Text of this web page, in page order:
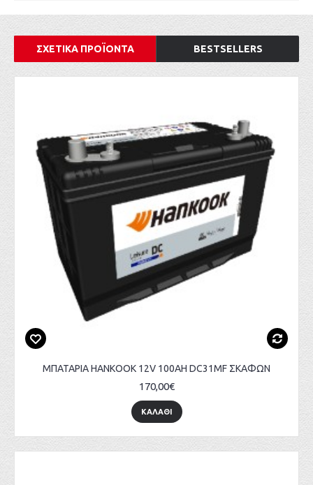
ΣΧΕΤΙΚΑ ΠΡΟΪΟΝΤΑ BESTSELLERS
ΜΠΑΤΑΡΙΑ HANKOOK 12V 100AH DC31MF ΣΚΑΦΩΝ
170,00€
ΚΑΛΑΘΙ